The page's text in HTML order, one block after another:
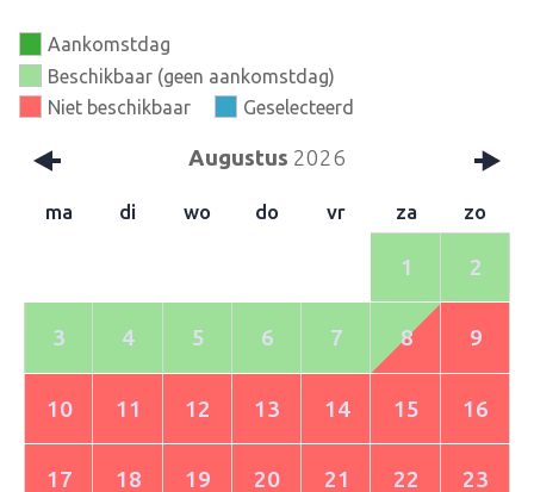
Aankomstdag
Beschikbaar (geen aankomstdag)
Niet beschikbaar
Geselecteerd
Augustus 2026
ma di wo do vr za zo
1 2
3 4 5 6 7 8 9
10 11 12 13 14 15 16
17 18 19 20 21 22 23